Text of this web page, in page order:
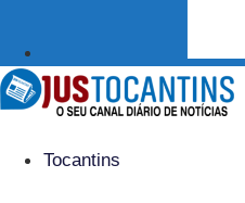
Tocantins